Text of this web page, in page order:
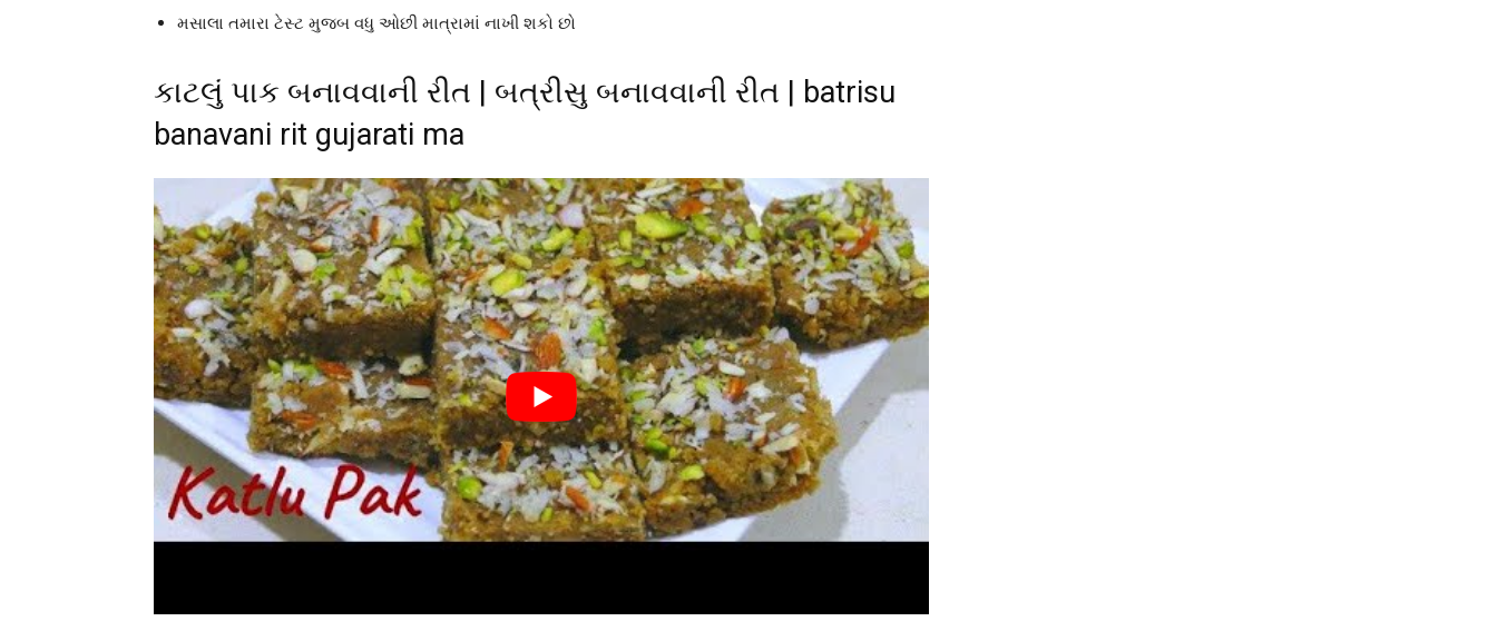
મસાલા તમારા ટેસ્ટ મુજબ વધુ ઓછી માત્રામાં નાખી શકો છો
કાટલું પાક બનાવવાની રીત | બત્રીસુ બનાવવાની રીત | batrisu
banavani rit gujarati ma